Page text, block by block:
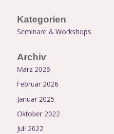
Kategorien
Seminare & Workshops
Archiv
März 2026
Februar 2026
Januar 2025
Oktober 2022
Juli 2022